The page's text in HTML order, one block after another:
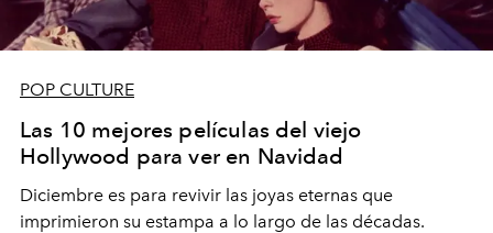
POP CULTURE
Las 10 mejores películas del viejo
Hollywood para ver en Navidad
Diciembre es para revivir las joyas eternas que
imprimieron su estampa a lo largo de las décadas.